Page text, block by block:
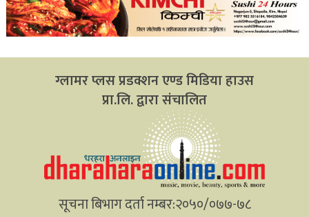
ग्लामर प्लस प्रडक्शन एण्ड मिडिया हाउस
प्रा.लि. द्वारा संचालित
सूचना बिभाग दर्ता नम्बर:२०५०/०७७-७८